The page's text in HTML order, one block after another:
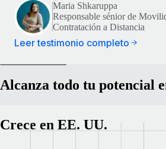
Maria Shkaruppa
Responsable sénior de
Contratación a Distancia
Leer testimonio completo
Alcanza todo tu potencial
Crece en EE. UU.